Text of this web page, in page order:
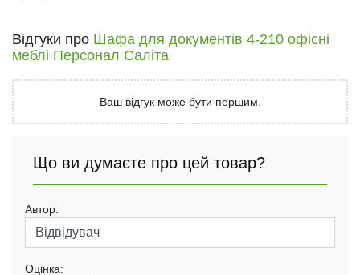
Відгуки про Шафа для документів 4-210 офісні
меблі Персонал Саліта
Ваш відгук може бути першим.
Що ви думаєте про цей товар?
Автор:
Оцінка: